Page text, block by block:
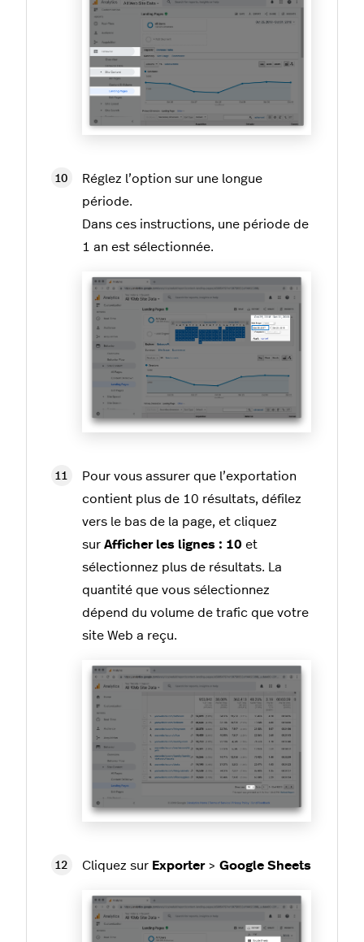
Réglez l’option sur une longue
période.
Dans ces instructions, une période de
1 an est sélectionnée.
Pour vous assurer que l’exportation
contient plus de 10 résultats, défilez
vers le bas de la page, et cliquez
sur Afficher les lignes : 10 et
sélectionnez plus de résultats. La
quantité que vous sélectionnez
dépend du volume de trafic que votre
site Web a reçu.
Cliquez sur Exporter > Google Sheets